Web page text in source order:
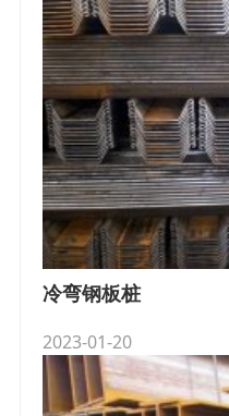
冷弯钢板桩
2023-01-20